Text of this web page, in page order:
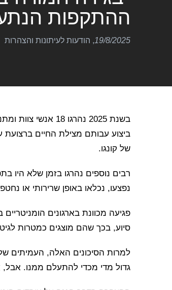
ההתקפות
19/8/2025
, הודעות לעיתונות והצהרות
בשנת 2025 נהרגו
ביצוע עבותם מצילת החיים ברצועת
של קונגו.
רבים נוספים נהרגו בזמן שלא
נפצעו, נכלאו באופן שרירותי או
פגיעה מכוונת בארגונים
סיוע, בכך שהם מוצגים כמטרות
למרות הסיכונים האלה, העמיתים
גדול מדי מכדי להתעלם ממנו. אבל,